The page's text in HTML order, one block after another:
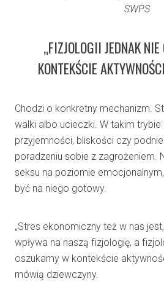
SWPS
„FIZJOLOGII JEDNAK
KONTEKŚCIE
Chodzi o konkretny mechanizm.
walki albo ucieczki. W takim trybie
przyjemności, bliskości czy
poradzeniu sobie z zagrożeniem.
seksu na poziomie
być na niego gotowy.
„Stres ekonomiczny też w nas
wpływa na naszą fizjologię, a
oszukamy w kontekście
mówią dziewczyny.